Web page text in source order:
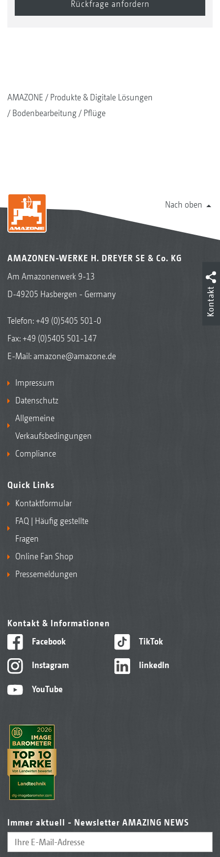
AMAZONE
Produkte & Digitale Lösungen
Bodenbearbeitung
Pflüge
Nach oben
AMAZONEN-WERKE H. DREYER SE & Co. KG
Am Amazonenwerk 9-13
D-49205 Hasbergen - Germany
Telefon:+49 (0)5405 501-0
Fax: +49 (0)5405 501-147
E-Mail: amazone@amazone.de
Impressum
Datenschutz
Allgemeine
Verkaufsbedingungen
Compliance
Quick Links
Kontaktformular
FAQ | Häufig gestellte
Fragen
Online Fan Shop
Pressemeldungen
Kontakt & Informationen
Facebook
Instagram
YouTube
TikTok
linkedIn
Immer aktuell - Newsletter AMAZING NEWS
Kontakt